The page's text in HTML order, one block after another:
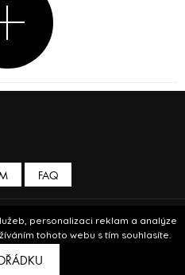
personalizaci reklam a analýze
tohoto webu s tím souhlasíte.
FAQ